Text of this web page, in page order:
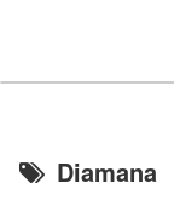
Diamana